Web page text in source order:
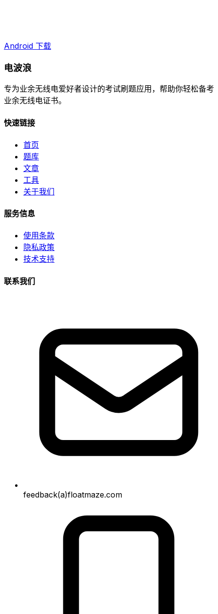
Android 下载
电波浪
专为业余无线电爱好者设计的考试刷题应用，帮助你轻松备考
业余无线电证书。
快速链接
首页
题库
文章
工具
关于我们
服务信息
使用条款
隐私政策
技术支持
联系我们
feedback(a)floatmaze.com